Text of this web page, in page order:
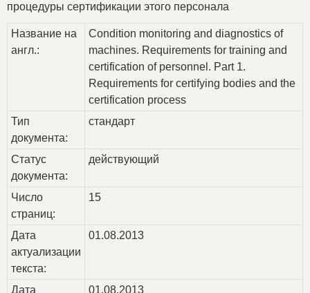
процедуры сертификации этого персонала
Название на
англ.:
Condition monitoring and diagnostics of
machines. Requirements for training and
certification of personnel. Part 1.
Requirements for certifying bodies and the
certification process
Тип
документа:
стандарт
Статус
документа:
действующий
Число
страниц:
15
Дата
актуализации
текста:
01.08.2013
Дата 01.08.2013